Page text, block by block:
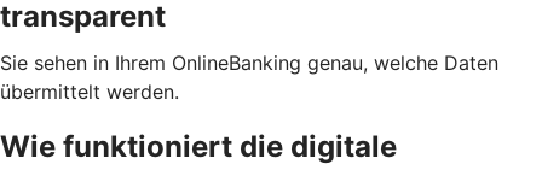
transparent
Sie sehen in Ihrem OnlineBanking genau, welche Daten
übermittelt werden.
Wie funktioniert die digitale